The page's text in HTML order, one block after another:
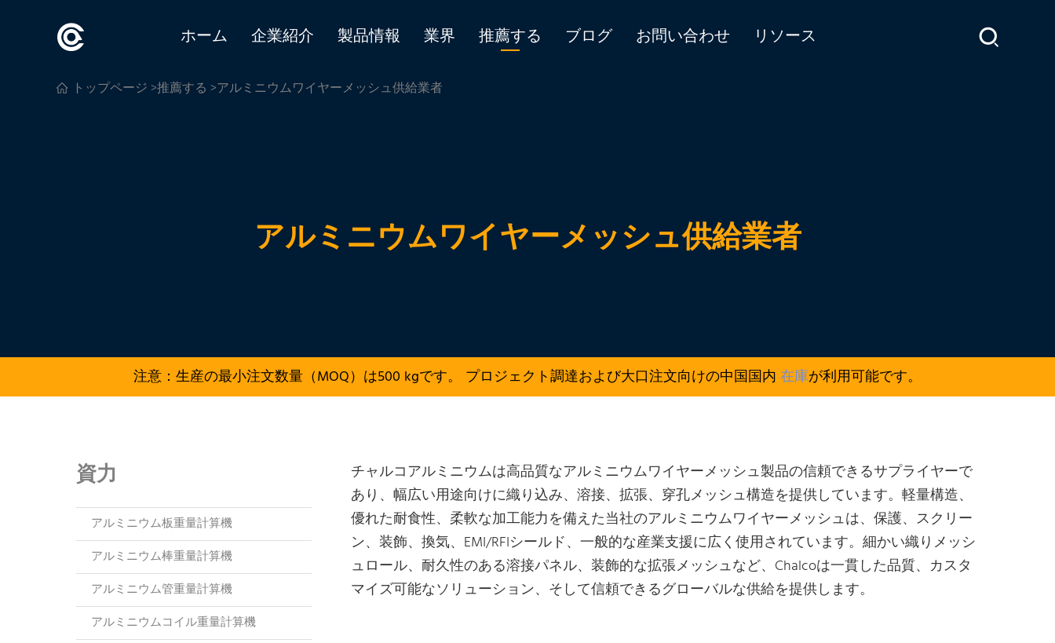
ホーム 企業紹介 製品情報 業界 推薦する ブログ お問い合わせ リソース
トップページ>推薦する >アルミニウムワイヤーメッシュ供給業者
アルミニウムワイヤーメッシュ供給業者
注意：生産の最小注文数量（MOQ）は500 kgです。 プロジェクト調達および大口注文向けの中国国内 在庫が利用可能です。
資力
アルミニウム板重量計算機
アルミニウム棒重量計算機
アルミニウム管重量計算機
アルミニウムコイル重量計算機
チャルコアルミニウムは高品質なアルミニウムワイヤーメッシュ製品の信頼できるサプライヤーで
あり、幅広い用途向けに織り込み、溶接、拡張、穿孔メッシュ構造を提供しています。軽量構造、
優れた耐食性、柔軟な加工能力を備えた当社のアルミニウムワイヤーメッシュは、保護、スクリー
ン、装飾、換気、EMI/RFIシールド、一般的な産業支援に広く使用されています。細かい織りメッシ
ュロール、耐久性のある溶接パネル、装飾的な拡張メッシュなど、Chalcoは一貫した品質、カスタ
マイズ可能なソリューション、そして信頼できるグローバルな供給を提供します。